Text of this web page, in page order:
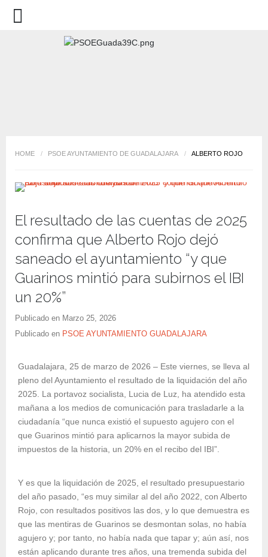
HOME / PSOE AYUNTAMIENTO DE GUADALAJARA / ALBERTO ROJO
El resultado de las cuentas de 2025
confirma que Alberto Rojo dejó
saneado el ayuntamiento “y que
Guarinos mintió para subirnos el IBI
un 20%”
Publicado en Marzo 25, 2026
Publicado en PSOE AYUNTAMIENTO GUADALAJARA
Guadalajara, 25 de marzo de 2026 – Este viernes, se lleva al
pleno del Ayuntamiento el resultado de la liquidación del año
2025. La portavoz socialista, Lucia de Luz, ha atendido esta
mañana a los medios de comunicación para trasladarle a la
ciudadanía “que nunca existió el supuesto agujero con el
que Guarinos mintió para aplicarnos la mayor subida de
impuestos de la historia, un 20% en el recibo del IBI”.
Y es que la liquidación de 2025, el resultado presupuestario
del año pasado, “es muy similar al del año 2022, con Alberto
Rojo, con resultados positivos las dos, y lo que demuestra es
que las mentiras de Guarinos se desmontan solas, no había
agujero y; por tanto, no había nada que tapar y; aún así, nos
están aplicando durante tres años, una tremenda subida del